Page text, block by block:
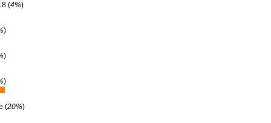
(4%)
)
)
)
(20%)